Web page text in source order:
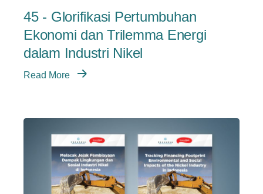
45 - Glorifikasi Pertumbuhan
Ekonomi dan Trilemma Energi
dalam Industri Nikel
Read More